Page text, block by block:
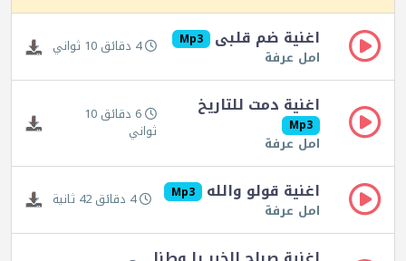
اغنية ضم قلبى Mp3
امل عرفة 4 دقائق 10 ثواني
اغنية دمت للتاريخ
Mp3
امل عرفة
6 دقائق 10
ثواني
اغنية قولو والله Mp3
امل عرفة 4 دقائق 42 ثانية